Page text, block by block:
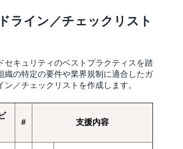
ライン／チェックリスト
セキュリティのベストプラクティスを踏
織の特定の要件や業界規制に適合したガ
ン／チェックリストを作成します。
# 支援内容